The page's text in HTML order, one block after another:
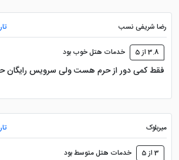
رضا شریفی نسب
3.8 از 5 خدمات هتل خوب بود
فقط کمی دور از حرم هست ولی سرویس رایگان
میربلوک
3 از 5 خدمات هتل متوسط بود